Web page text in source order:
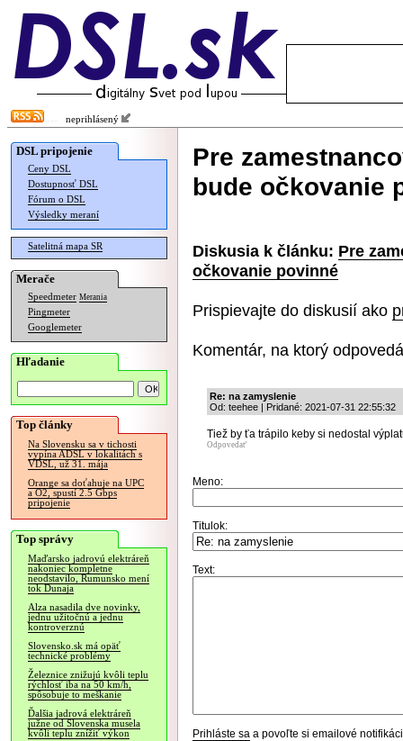
neprihlásený
DSL pripojenie
Ceny DSL
Dostupnosť DSL
Fórum o DSL
Výsledky meraní
Satelitná mapa SR
Merače
Speedmeter Merania
Pingmeter
Googlemeter
Hľadanie
Top články
Na Slovensku sa v tichosti
vypína ADSL v lokalitách s
VDSL, už 31. mája
Orange sa doťahuje na UPC
a O2, spustí 2.5 Gbps
pripojenie
Top správy
Maďarsko jadrovú elektráreň
nakoniec kompletne
neodstavilo, Rumunsko mení
tok Dunaja
Alza nasadila dve novinky,
jednu užitočnú a jednu
kontroverznú
Slovensko.sk má opäť
technické problémy
Železnice znižujú kvôli teplu
rýchlosť iba na 50 km/h,
spôsobuje to meškanie
Ďalšia jadrová elektráreň
južne od Slovenska musela
kvôli teplu znížiť výkon
Pre
bude očkovanie
Diskusia k článku: Pre
očkovanie povinné
Prispievajte do diskusií ako
Komentár, na ktorý
Re: na zamyslenie
Od: teehee | Pridané: 2021-07-31 22:55:32
Tiež by ťa trápilo keby si nedostal
Odpovedať
Meno:
Titulok:
Text:
Prihláste sa a povoľte si emailové